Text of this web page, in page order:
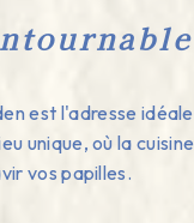
est l'adresse idéale
unique, où la cuisine
vos papilles.